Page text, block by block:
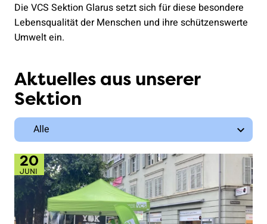
Die VCS Sektion Glarus setzt sich für diese besondere
Lebensqualität der Menschen und ihre schützenswerte
Umwelt ein.
Aktuelles aus unserer
Sektion
20
JUNI